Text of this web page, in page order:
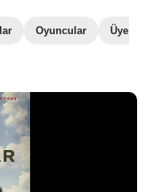
Oyuncular Üye